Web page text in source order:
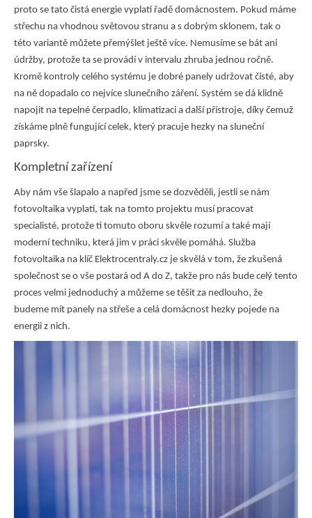
proto se tato čistá energie vyplatí řadě domácnostem. Pokud máme
střechu na vhodnou světovou stranu a s dobrým sklonem, tak o
této variantě můžete přemýšlet ještě více. Nemusíme se bát ani
údržby, protože ta se provádí v intervalu zhruba jednou ročně.
Kromě kontroly celého systému je dobré panely udržovat čisté, aby
na ně dopadalo co nejvíce slunečního záření. Systém se dá klidně
napojit na tepelné čerpadlo, klimatizaci a další přístroje, díky čemuž
získáme plně fungující celek, který pracuje hezky na sluneční
paprsky.
Kompletní zařízení
Aby nám vše šlapalo a napřed jsme se dozvěděli, jestli se nám
fotovoltaika vyplatí, tak na tomto projektu musí pracovat
specialisté, protože ti tomuto oboru skvěle rozumí a také mají
moderní techniku, která jim v práci skvěle pomáhá. Služba
fotovoltaika na klíč Elektrocentraly.cz je skvělá v tom, že zkušená
společnost se o vše postará od A do Z, takže pro nás bude celý tento
proces velmi jednoduchý a můžeme se těšit za nedlouho, že
budeme mít panely na střeše a celá domácnost hezky pojede na
energii z nich.